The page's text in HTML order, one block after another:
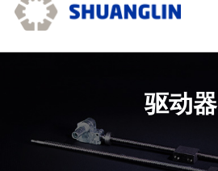
驱动器